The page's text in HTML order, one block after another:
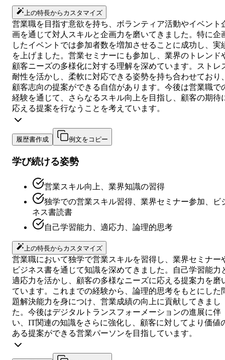
上の特長からカスタマイズ
営業職を目指す意欲を持ち、ボランティア活動やイベント
画を通じて対人スキルと企画力を磨いてきました。特に企
したイベントでは参加者数を増加させることに成功し、実
を上げました。営業セミナーにも参加し、業界のトレンド
顧客ニーズの多様化に対する理解を深めています。ストレ
耐性を活かし、柔軟に対応できる姿勢を持ち合わせており
顧客志向の提案ができる自信があります。今後は営業職で
経験を通じて、さらなるスキル向上を目指し、顧客の期待
応える提案を行なうことを考えています。
履歴書作成 例文をコピー
学び続ける姿勢
営業スキル向上、業界知識の習得
独学での営業スキル習得、業界セミナー参加、ビ
ネス書読書
自己学習能力、適応力、論理的思考
上の特長からカスタマイズ
営業職において独学で営業スキルを習得し、業界セミナー
ビジネス書を通じて知識を深めてきました。自己学習能力
適応力を活かし、顧客の多様なニーズに応える提案力を磨
ています。これまでの経験から、論理的思考をもとにした
題解決能力を身につけ、営業成績の向上に貢献してきまし
た。今後はデジタルトランスフォーメーションの進展に伴
い、IT関連の知識をさらに強化し、顧客に対してより価値
ある提案ができる営業パーソンを目指しています。